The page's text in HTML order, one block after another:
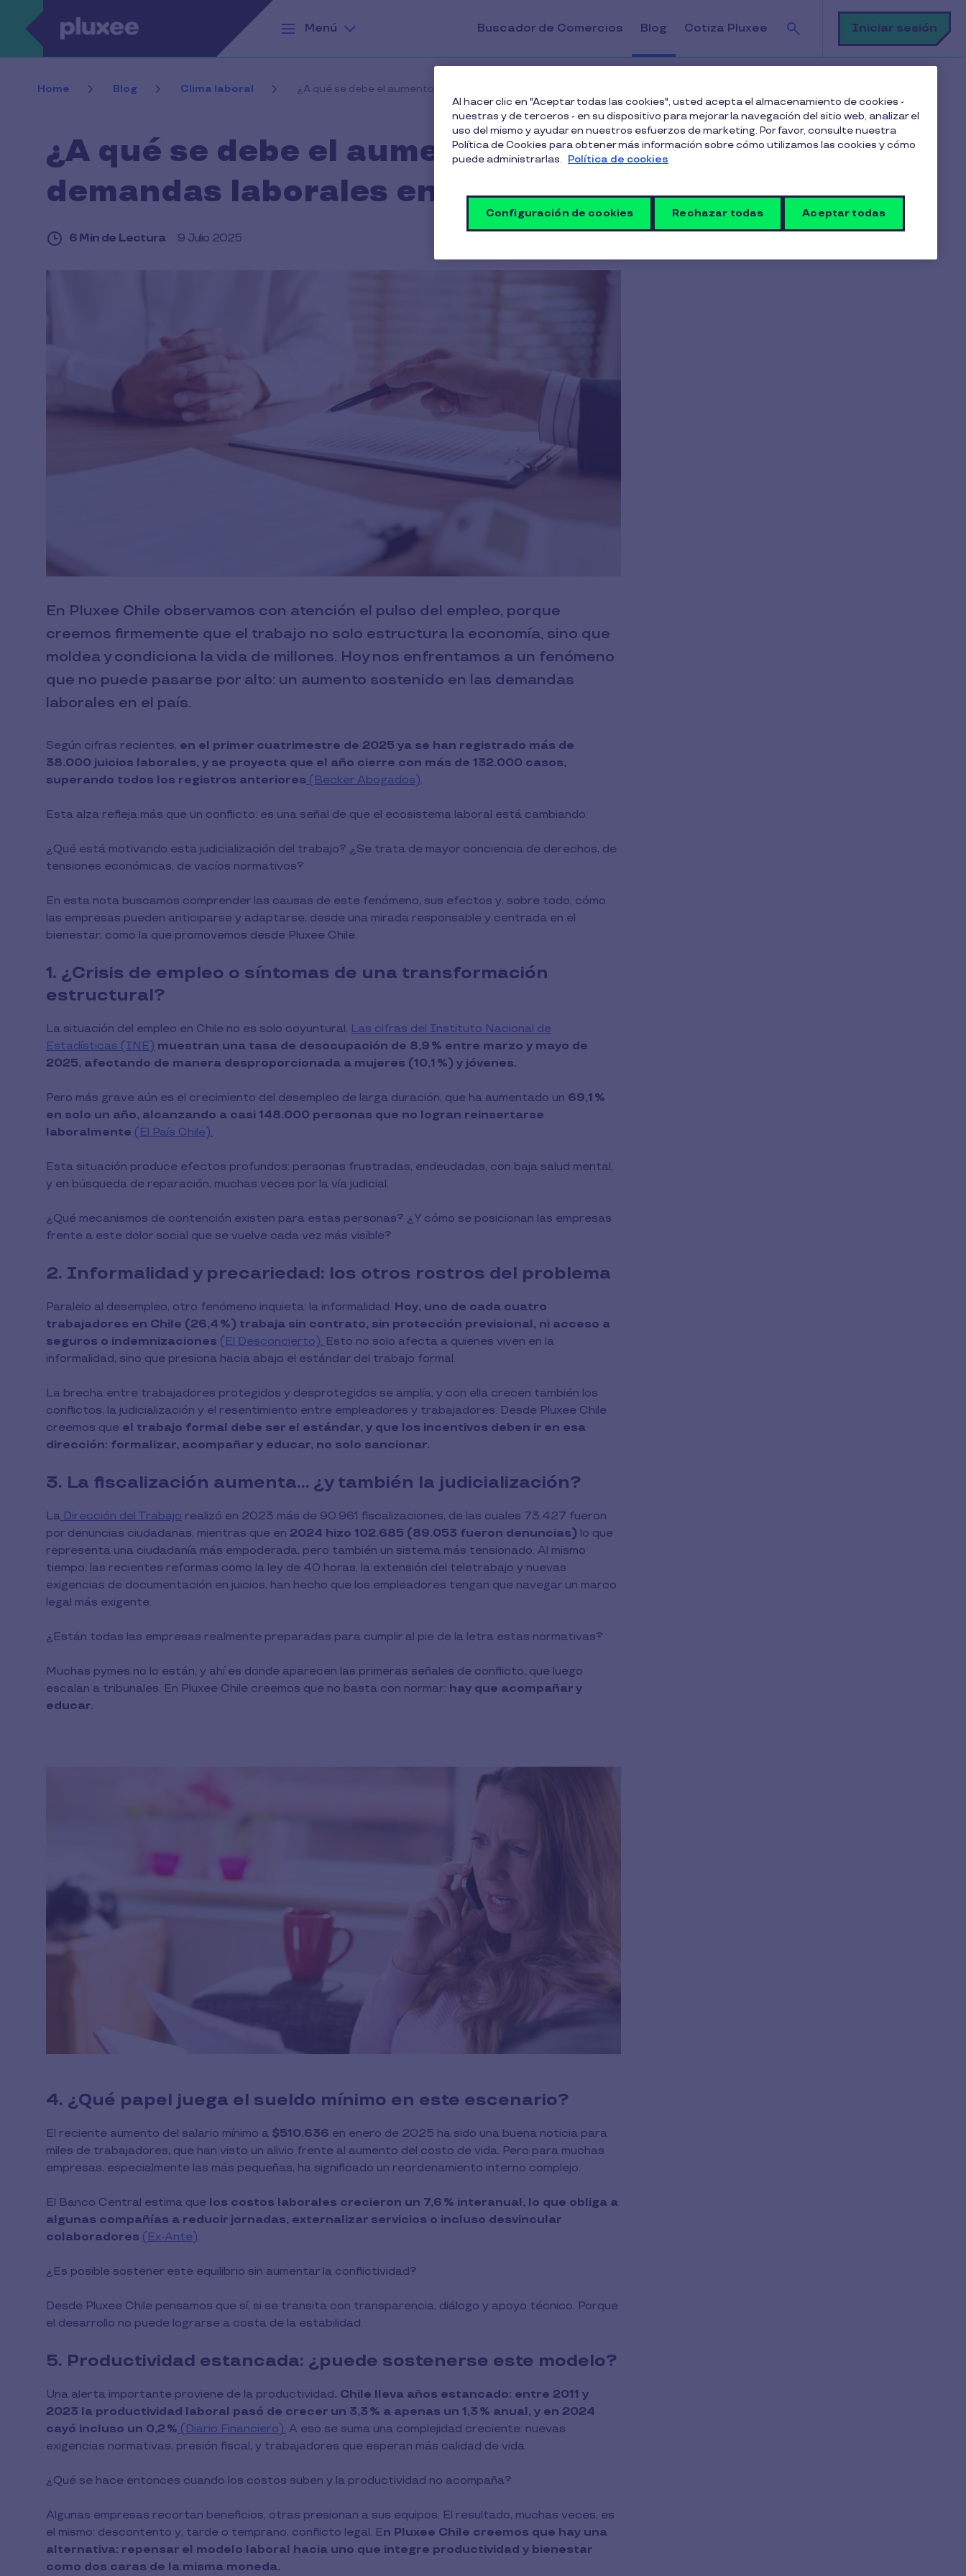
Pasar al contenido principal
Menú
Buscador de Comercios Blog Cotiza Pluxee
Buscar
Iniciar sesión
Home Blog Clima laboral ¿A qué se debe el aumento de demandas laborales en Chile?
¿A qué se debe el aumento de
demandas laborales en Chile?
6 Min de Lectura 9 Julio 2025
En Pluxee Chile observamos con atención el pulso del empleo, porque
creemos firmemente que el trabajo no solo estructura la economía, sino que
moldea y condiciona la vida de millones. Hoy nos enfrentamos a un fenómeno
que no puede pasarse por alto: un aumento sostenido en las demandas
laborales en el país.
Según cifras recientes, en el primer cuatrimestre de 2025 ya se han registrado más de
38.000 juicios laborales, y se proyecta que el año cierre con más de 132.000 casos,
superando todos los registros anteriores (Becker Abogados).
Esta alza refleja más que un conflicto: es una señal de que el ecosistema laboral está cambiando.
¿Qué está motivando esta judicialización del trabajo? ¿Se trata de mayor conciencia de derechos, de
tensiones económicas, de vacíos normativos?
En esta nota buscamos comprender las causas de este fenómeno, sus efectos y, sobre todo, cómo
las empresas pueden anticiparse y adaptarse, desde una mirada responsable y centrada en el
bienestar, como la que promovemos desde Pluxee Chile.
1. ¿Crisis de empleo o síntomas de una transformación
estructural?
La situación del empleo en Chile no es solo coyuntural. Las cifras del Instituto Nacional de
Estadísticas (INE) muestran una tasa de desocupación de 8,9 % entre marzo y mayo de
2025, afectando de manera desproporcionada a mujeres (10,1 %) y jóvenes.
Pero más grave aún es el crecimiento del desempleo de larga duración, que ha aumentado un 69,1 %
en solo un año, alcanzando a casi 148.000 personas que no logran reinsertarse
laboralmente (El País Chile).
Esta situación produce efectos profundos: personas frustradas, endeudadas, con baja salud mental,
y en búsqueda de reparación, muchas veces por la vía judicial.
¿Qué mecanismos de contención existen para estas personas? ¿Y cómo se posicionan las empresas
frente a este dolor social que se vuelve cada vez más visible?
2. Informalidad y precariedad: los otros rostros del problema
Paralelo al desempleo, otro fenómeno inquieta: la informalidad. Hoy, uno de cada cuatro
trabajadores en Chile (26,4 %) trabaja sin contrato, sin protección previsional, ni acceso a
seguros o indemnizaciones (El Desconcierto). Esto no solo afecta a quienes viven en la
informalidad, sino que presiona hacia abajo el estándar del trabajo formal.
La brecha entre trabajadores protegidos y desprotegidos se amplía, y con ella crecen también los
conflictos, la judicialización y el resentimiento entre empleadores y trabajadores. Desde Pluxee Chile
creemos que el trabajo formal debe ser el estándar, y que los incentivos deben ir en esa
dirección: formalizar, acompañar y educar, no solo sancionar.
3. La fiscalización aumenta… ¿y también la judicialización?
La Dirección del Trabajo realizó en 2023 más de 90.961 fiscalizaciones, de las cuales 73.427 fueron
por denuncias ciudadanas, mientras que en 2024 hizo 102.685 (89.053 fueron denuncias) lo que
representa una ciudadanía más empoderada, pero también un sistema más tensionado. Al mismo
tiempo, las recientes reformas como la ley de 40 horas, la extensión del teletrabajo y nuevas
exigencias de documentación en juicios, han hecho que los empleadores tengan que navegar un marco
legal más exigente.
¿Están todas las empresas realmente preparadas para cumplir al pie de la letra estas normativas?
Muchas pymes no lo están, y ahí es donde aparecen las primeras señales de conflicto, que luego
escalan a tribunales. En Pluxee Chile creemos que no basta con normar: hay que acompañar y
educar.
4. ¿Qué papel juega el sueldo mínimo en este escenario?
El reciente aumento del salario mínimo a $510.636 en enero de 2025 ha sido una buena noticia para
miles de trabajadores, que han visto un alivio frente al aumento del costo de vida. Pero para muchas
empresas, especialmente las más pequeñas, ha significado un reordenamiento interno complejo.
El Banco Central estima que los costos laborales crecieron un 7,6 % interanual, lo que obliga a
algunas compañías a reducir jornadas, externalizar servicios o incluso desvincular
colaboradores (Ex-Ante).
¿Es posible sostener este equilibrio sin aumentar la conflictividad?
Desde Pluxee Chile pensamos que sí, si se transita con transparencia, diálogo y apoyo técnico. Porque
el desarrollo no puede lograrse a costa de la estabilidad.
5. Productividad estancada: ¿puede sostenerse este modelo?
Una alerta importante proviene de la productividad. Chile lleva años estancado: entre 2011 y
2023 la productividad laboral pasó de crecer un 3,3 % a apenas un 1,3 % anual, y en 2024
cayó incluso un 0,2 % (Diario Financiero). A eso se suma una complejidad creciente: nuevas
exigencias normativas, presión fiscal, y trabajadores que esperan más calidad de vida.
¿Qué se hace entonces cuando los costos suben y la productividad no acompaña?
Algunas empresas recortan beneficios, otras presionan a sus equipos. El resultado, muchas veces, es
el mismo: descontento y, tarde o temprano, conflicto legal. En Pluxee Chile creemos que hay una
alternativa: repensar el modelo laboral hacia uno que integre productividad y bienestar
como dos caras de la misma moneda.
Suscríbete a nuestro blog
Al hacer clic en "Aceptar todas las cookies", usted acepta el almacenamiento de cookies -
nuestras y de terceros - en su dispositivo para mejorar la navegación del sitio web, analizar el
uso del mismo y ayudar en nuestros esfuerzos de marketing. Por favor, consulte nuestra
Política de Cookies para obtener más información sobre cómo utilizamos las cookies y cómo
puede administrarlas. Política de cookies
Configuración de cookies Rechazar todas Aceptar todas